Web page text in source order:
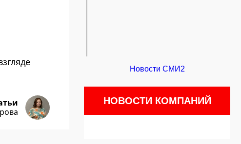
Новости СМИ2
НОВОСТИ КОМПАНИЙ